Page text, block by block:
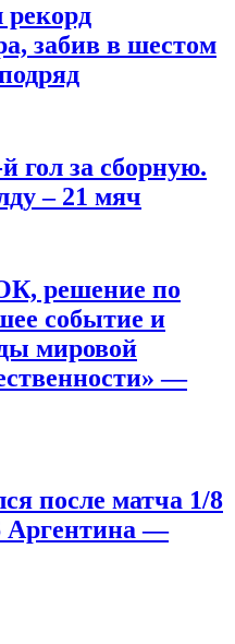
рекорд
забив в шестом
гол за сборную.
– 21 мяч
решение по
событие и
мировой
—
после матча 1/8
—